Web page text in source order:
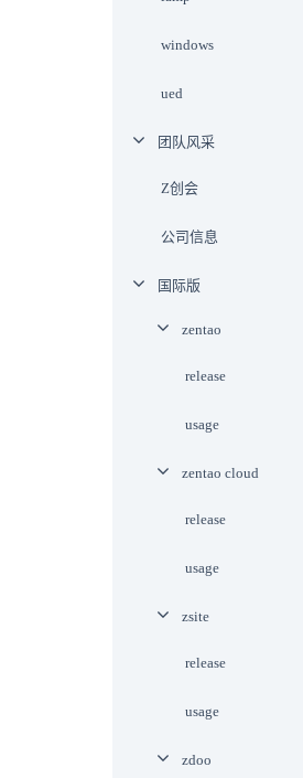
windows
ued
团队风采
Z创会
公司信息
国际版
zentao
release
usage
zentao cloud
release
usage
zsite
release
usage
zdoo